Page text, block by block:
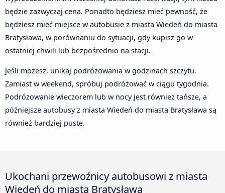
będzie zazwyczaj cena. Ponadto będziesz mieć pewność, że
będziesz mieć miejsce w autobusie z miasta Wiedeń do miasta
Bratysława, w porównaniu do sytuacji, gdy kupisz go w
ostatniej chwili lub bezpośrednio na stacji.
Jeśli możesz, unikaj podróżowania w godzinach szczytu.
Zamiast w weekend, spróbuj podróżować w ciągu tygodnia.
Podróżowanie wieczorem lub w nocy jest również tańsze, a
późniejsze autobusy z miasta Wiedeń do miasta Bratysława są
również bardziej puste.
Ukochani przewoźnicy autobusowi z miasta
Wiedeń do miasta Bratysława